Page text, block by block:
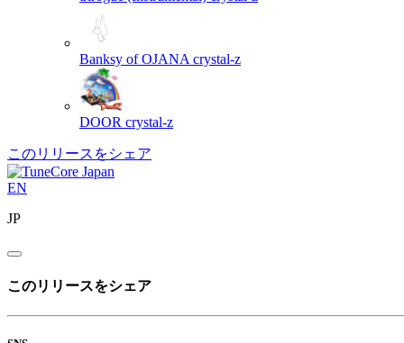
Banksy of OJANA crystal-z
DOOR crystal-z
このリリースをシェア
EN
JP
このリリースをシェア